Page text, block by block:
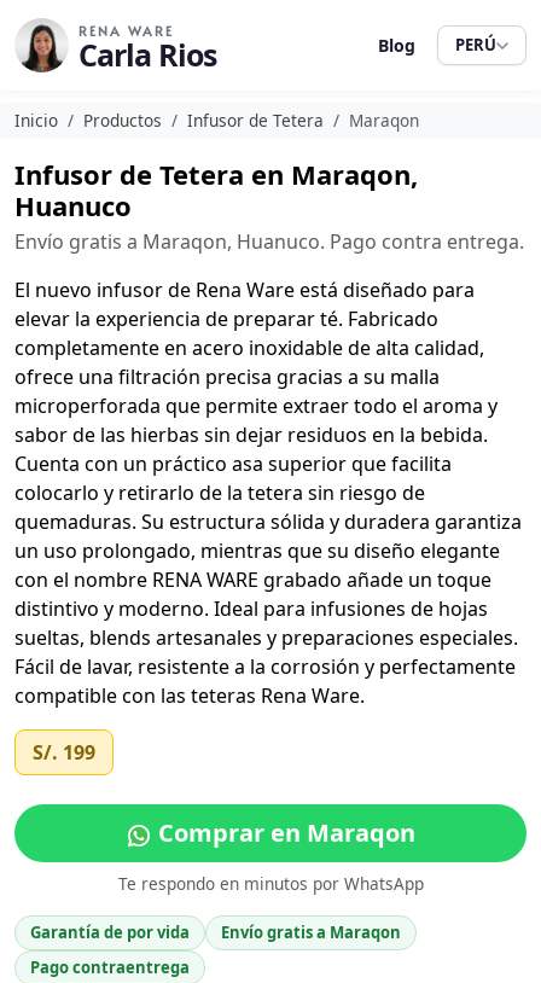
RENA WARE
Carla Rios Blog PERÚ
Inicio Productos Infusor de Tetera Maraqon
Infusor de Tetera en Maraqon,
Huanuco
Envío gratis a Maraqon, Huanuco. Pago contra entrega.
El nuevo infusor de Rena Ware está diseñado para
elevar la experiencia de preparar té. Fabricado
completamente en acero inoxidable de alta calidad,
ofrece una filtración precisa gracias a su malla
microperforada que permite extraer todo el aroma y
sabor de las hierbas sin dejar residuos en la bebida.
Cuenta con un práctico asa superior que facilita
colocarlo y retirarlo de la tetera sin riesgo de
quemaduras. Su estructura sólida y duradera garantiza
un uso prolongado, mientras que su diseño elegante
con el nombre RENA WARE grabado añade un toque
distintivo y moderno. Ideal para infusiones de hojas
sueltas, blends artesanales y preparaciones especiales.
Fácil de lavar, resistente a la corrosión y perfectamente
compatible con las teteras Rena Ware.
S/. 199
Comprar en Maraqon
Te respondo en minutos por WhatsApp
Garantía de por vida
Envío gratis a Maraqon
Pago contraentrega